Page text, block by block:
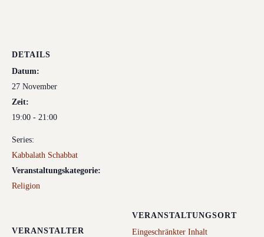
DETAILS
Datum:
27 November
Zeit:
19:00 - 21:00
Series:
Kabbalath Schabbat
Veranstaltungskategorie:
Religion
VERANSTALTER
VERANSTALTUNGSORT
Eingeschränkter Inhalt